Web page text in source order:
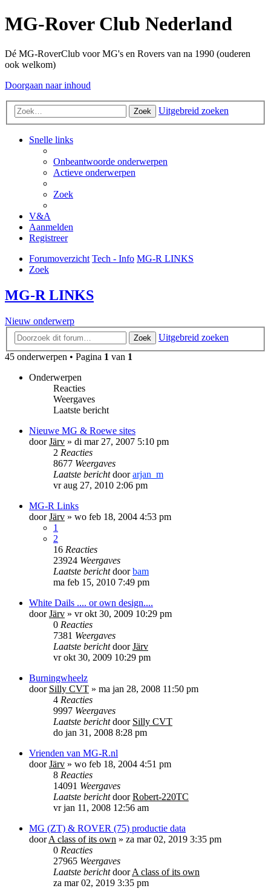
MG-Rover Club Nederland
Dé MG-RoverClub voor MG's en Rovers van na 1990 (ouderen
ook welkom)
Doorgaan naar inhoud
Zoek Uitgebreid zoeken
Snelle links
Onbeantwoorde onderwerpen
Actieve onderwerpen
Zoek
V&A
Aanmelden
Registreer
Forumoverzicht Tech - Info MG-R LINKS
Zoek
MG-R LINKS
Nieuw onderwerp
Zoek
Uitgebreid zoeken
45 onderwerpen • Pagina 1 van 1
Onderwerpen
Reacties
Weergaves
Laatste bericht
Nieuwe MG & Roewe sites
doorJärv » di mar 27, 2007 5:10 pm
2 Reacties
8677 Weergaves
Laatste berichtdoorarjan_m
vr aug 27, 2010 2:06 pm
MG-R Links
doorJärv » wo feb 18, 2004 4:53 pm
1
2
16 Reacties
23924 Weergaves
Laatste berichtdoorbam
ma feb 15, 2010 7:49 pm
White Dails .... or own design....
doorJärv » vr okt 30, 2009 10:29 pm
0 Reacties
7381 Weergaves
Laatste berichtdoorJärv
vr okt 30, 2009 10:29 pm
Burningwheelz
door Silly CVT » ma jan 28, 2008 11:50 pm
4 Reacties
9997 Weergaves
Laatste berichtdoor Silly CVT
do jan 31, 2008 8:28 pm
Vrienden van MG-R.nl
doorJärv » wo feb 18, 2004 4:51 pm
8 Reacties
14091 Weergaves
Laatste berichtdoorRobert-220TC
vr jan 11, 2008 12:56 am
MG (ZT) & ROVER (75) productie data
doorA class of its own » za mar 02, 2019 3:35 pm
0 Reacties
27965 Weergaves
Laatste berichtdoorA class of its own
za mar 02, 2019 3:35 pm